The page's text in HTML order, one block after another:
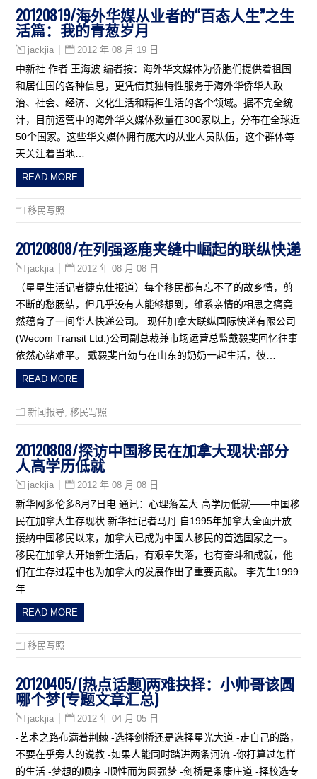
20120819/海外华媒从业者的“百态人生”之生
活篇：我的青葱岁月
jackjia 2012 年 08 月 19 日
中新社 作者 王海波 编者按：海外华文媒体为侨胞们提供着祖国
和居住国的各种信息，更凭借其独特性服务于海外华侨华人政
治、社会、经济、文化生活和精神生活的各个领域。据不完全统
计，目前运营中的海外华文媒体数量在300家以上，分布在全球近
50个国家。这些华文媒体拥有庞大的从业人员队伍，这个群体每
天关注着当地…
READ MORE
移民写照
20120808/在列强逐鹿夹缝中崛起的联纵快递
jackjia 2012 年 08 月 08 日
（星星生活记者捷克佳报道）每个移民都有忘不了的故乡情，剪
不断的愁肠结，但几乎没有人能够想到，维系亲情的相思之痛竟
然蕴育了一间华人快递公司。 现任加拿大联纵国际快递有限公司
(Wecom Transit Ltd.)公司副总裁兼市场运营总监戴毅斐回忆往事
依然心绪难平。 戴毅斐自幼与在山东的奶奶一起生活，彼…
READ MORE
新闻报导 ,移民写照
20120808/探访中国移民在加拿大现状:部分
人高学历低就
jackjia 2012 年 08 月 08 日
新华网多伦多8月7日电 通讯：心理落差大 高学历低就——中国移
民在加拿大生存现状 新华社记者马丹 自1995年加拿大全面开放
接纳中国移民以来，加拿大已成为中国人移民的首选国家之一。
移民在加拿大开始新生活后，有艰辛失落，也有奋斗和成就，他
们在生存过程中也为加拿大的发展作出了重要贡献。 李先生1999
年…
READ MORE
移民写照
20120405/(热点话题)两难抉择：小帅哥该圆
哪个梦(专题文章汇总)
jackjia 2012 年 04 月 05 日
-艺术之路布满着荆棘 -选择剑桥还是选择星光大道 -走自己的路，
不要在乎旁人的说教 -如果人能同时踏进两条河流 -你打算过怎样
的生活 -梦想的顺序 -顺性而为圆强梦 -剑桥是条康庄道 -择校选专